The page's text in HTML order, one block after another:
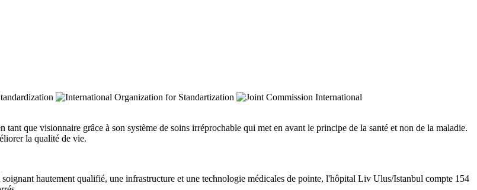
que visionnaire grâce à son système de soins irréprochable qui met en avant le principe de la santé et non de la maladie.
la qualité de vie.
hautement qualifié, une infrastructure et une technologie médicales de pointe, l'hôpital Liv Ulus/Istanbul compte 154